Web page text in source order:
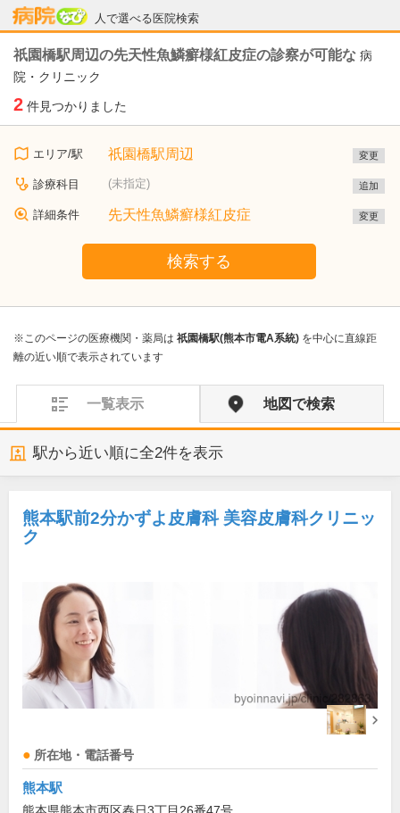
人で選べる医院検索
病院なび
祇園橋駅周辺の先天性魚鱗癬様紅皮症の診察が可能な 病
院・クリニック
2 件見つかりました
エリア/駅 祇園橋駅周辺 変更
診療科目 (未指定) 追加
詳細条件 先天性魚鱗癬様紅皮症 変更
検索する
※このページの医療機関・薬局は 祇園橋駅(熊本市電A系統) を中心に直線距
離の近い順で表示されています
一覧表示 地図で検索
駅から近い順に全2件を表示
熊本駅前2分かずよ皮膚科 美容皮膚科クリニッ
ク
所在地・電話番号
熊本駅